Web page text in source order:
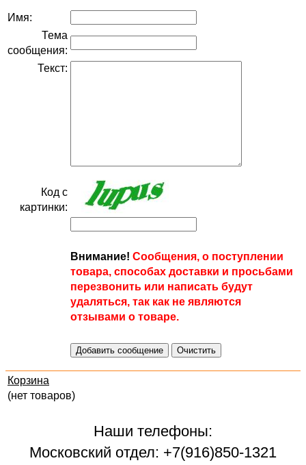
Имя:
Тема
сообщения:
Текст:
Код с
картинки:
Внимание! Сообщения, о поступлении
товара, способах доставки и просьбами
перезвонить или написать будут
удаляться, так как не являются
отзывами о товаре.
Корзина
(нет товаров)
Наши телефоны:
Московский отдел: +7(916)850-1321